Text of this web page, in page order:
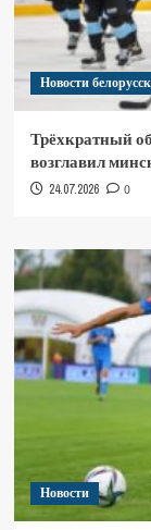
Новости
Трёхкратный
возглавил
24.07.2026 0
Новости